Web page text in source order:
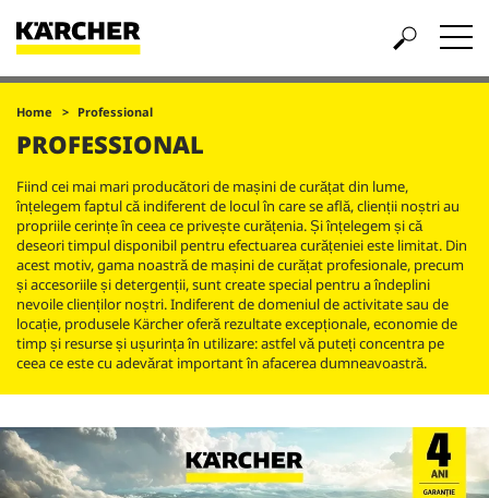
Home Professional
PROFESSIONAL
Fiind cei mai mari producători de mașini de curățat din lume,
înțelegem faptul că indiferent de locul în care se află, clienții noștri au
propriile cerințe în ceea ce privește curățenia. Și înțelegem și că
deseori timpul disponibil pentru efectuarea curățeniei este limitat. Din
acest motiv, gama noastră de mașini de curățat profesionale, precum
și accesoriile și detergenții, sunt create special pentru a îndeplini
nevoile clienților noștri. Indiferent de domeniul de activitate sau de
locație, produsele Kärcher oferă rezultate excepționale, economie de
timp și resurse și ușurința în utilizare: astfel vă puteți concentra pe
ceea ce este cu adevărat important în afacerea dumneavoastră.